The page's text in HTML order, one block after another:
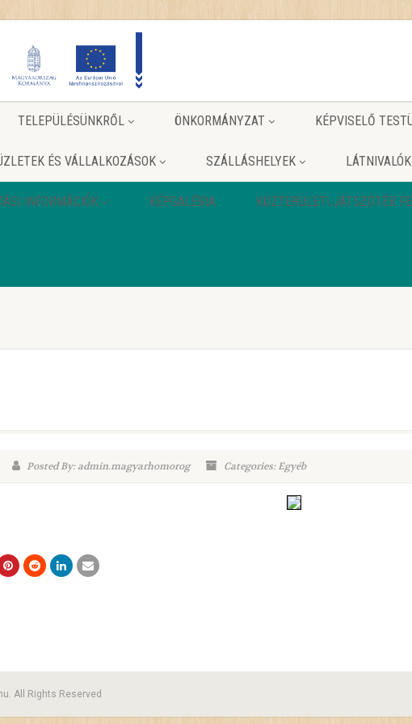
TELEPÜLÉSÜNKRŐL ÖNKORMÁNYZAT KÉPVISELŐ
ÉS VÁLLALKOZÁSOK SZÁLLÁSHELYEK LÁTNIVALÓK
INFORMÁCIÓK KÉPGALÉRIA KÖZTERÜLETI JÁTSZÓTÉR
Posted By: admin.magyarhomorog Categories: Egyéb
All Rights Reserved